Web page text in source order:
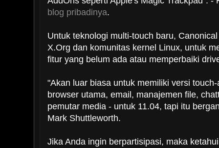
blog pribadinya.
Untuk teknologi multi-touch baru,
X.Org dan komunitas kernel Linux, untuk
fitur yang belum ada atau memperbaiki
"Akan luar biasa untuk memiliki versi
browser utama, email, manajemen file,
pemutar media - untuk 11.04, tapi itu
Mark Shuttleworth.
Jika Anda ingin berpartisipasi, maka